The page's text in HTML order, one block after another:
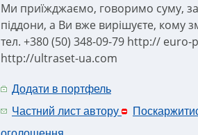
Ми приїжджаємо, говоримо суму,
піддони, а Ви вже вирішуєте, кому
тел. +380 (50) 348-09-79 http://
http://ultraset-ua.com
Додати в портфель
Частний лист автору